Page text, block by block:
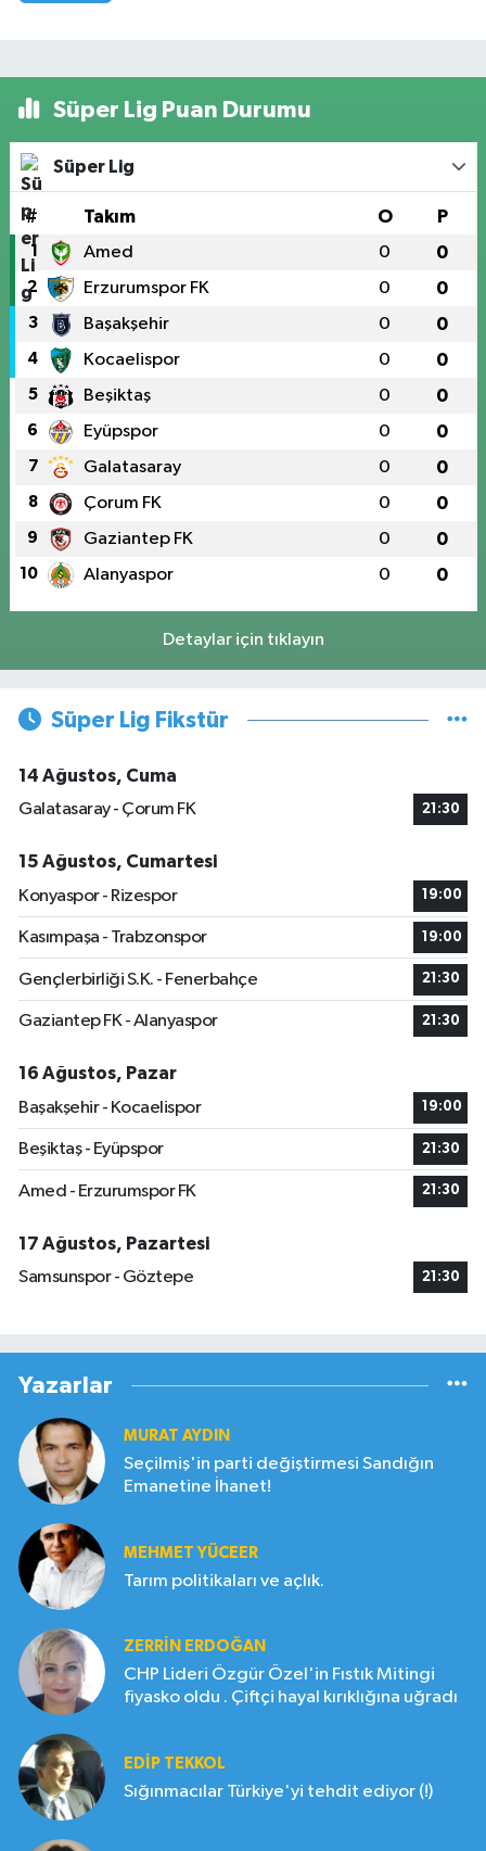
Süper Lig Puan Durumu
Süper Lig
# Takım O P
1 Amed 0 0
2 Erzurumspor FK 0 0
3 Başakşehir 0 0
4 Kocaelispor 0 0
5 Beşiktaş 0 0
6 Eyüpspor 0 0
7 Galatasaray 0 0
8 Çorum FK 0 0
9 Gaziantep FK 0 0
10 Alanyaspor 0 0
Detaylar için tıklayın
Süper Lig Fikstür
14 Ağustos, Cuma
Galatasaray - Çorum FK
21:30
15 Ağustos, Cumartesi
Konyaspor - Rizespor
19:00
Kasımpaşa - Trabzonspor 19:00
Gençlerbirliği S.K. - Fenerbahçe 21:30
Gaziantep FK - Alanyaspor 21:30
16 Ağustos, Pazar
Başakşehir - Kocaelispor
19:00
Beşiktaş - Eyüpspor 21:30
Amed - Erzurumspor FK 21:30
17 Ağustos, Pazartesi
Samsunspor - Göztepe
21:30
Yazarlar
MURAT AYDIN
Seçilmiş'in parti değiştirmesi Sandığın
Emanetine İhanet!
MEHMET YÜCEER
Tarım politikaları ve açlık.
ZERRIN ERDOĞAN
CHP Lideri Özgür Özel'in Fıstık Mitingi
fiyasko oldu . Çiftçi hayal kırıklığına uğradı
EDIP TEKKOL
Sığınmacılar Türkiye'yi tehdit ediyor (!)